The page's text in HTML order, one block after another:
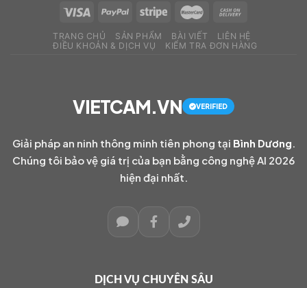
TRANG CHỦ SẢN PHẨM BÀI VIẾT
LIÊN HỆ
ĐIỀU KHOẢN & DỊCH VỤ
KIỂM TRA ĐƠN HÀNG
VIETCAM.VN VERIFIED
Giải pháp an ninh thông minh tiên phong tại Bình Dương
Chúng tôi bảo vệ giá trị của bạn bằng công nghệ AI 2026
hiện đại nhất.
DỊCH VỤ CHUYÊN SÂU